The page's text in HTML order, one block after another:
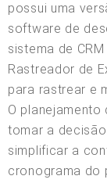
possui uma
software de
sistema de
Rastreador de
para rastrear e
O
tomar a
simplificar a
cronograma do